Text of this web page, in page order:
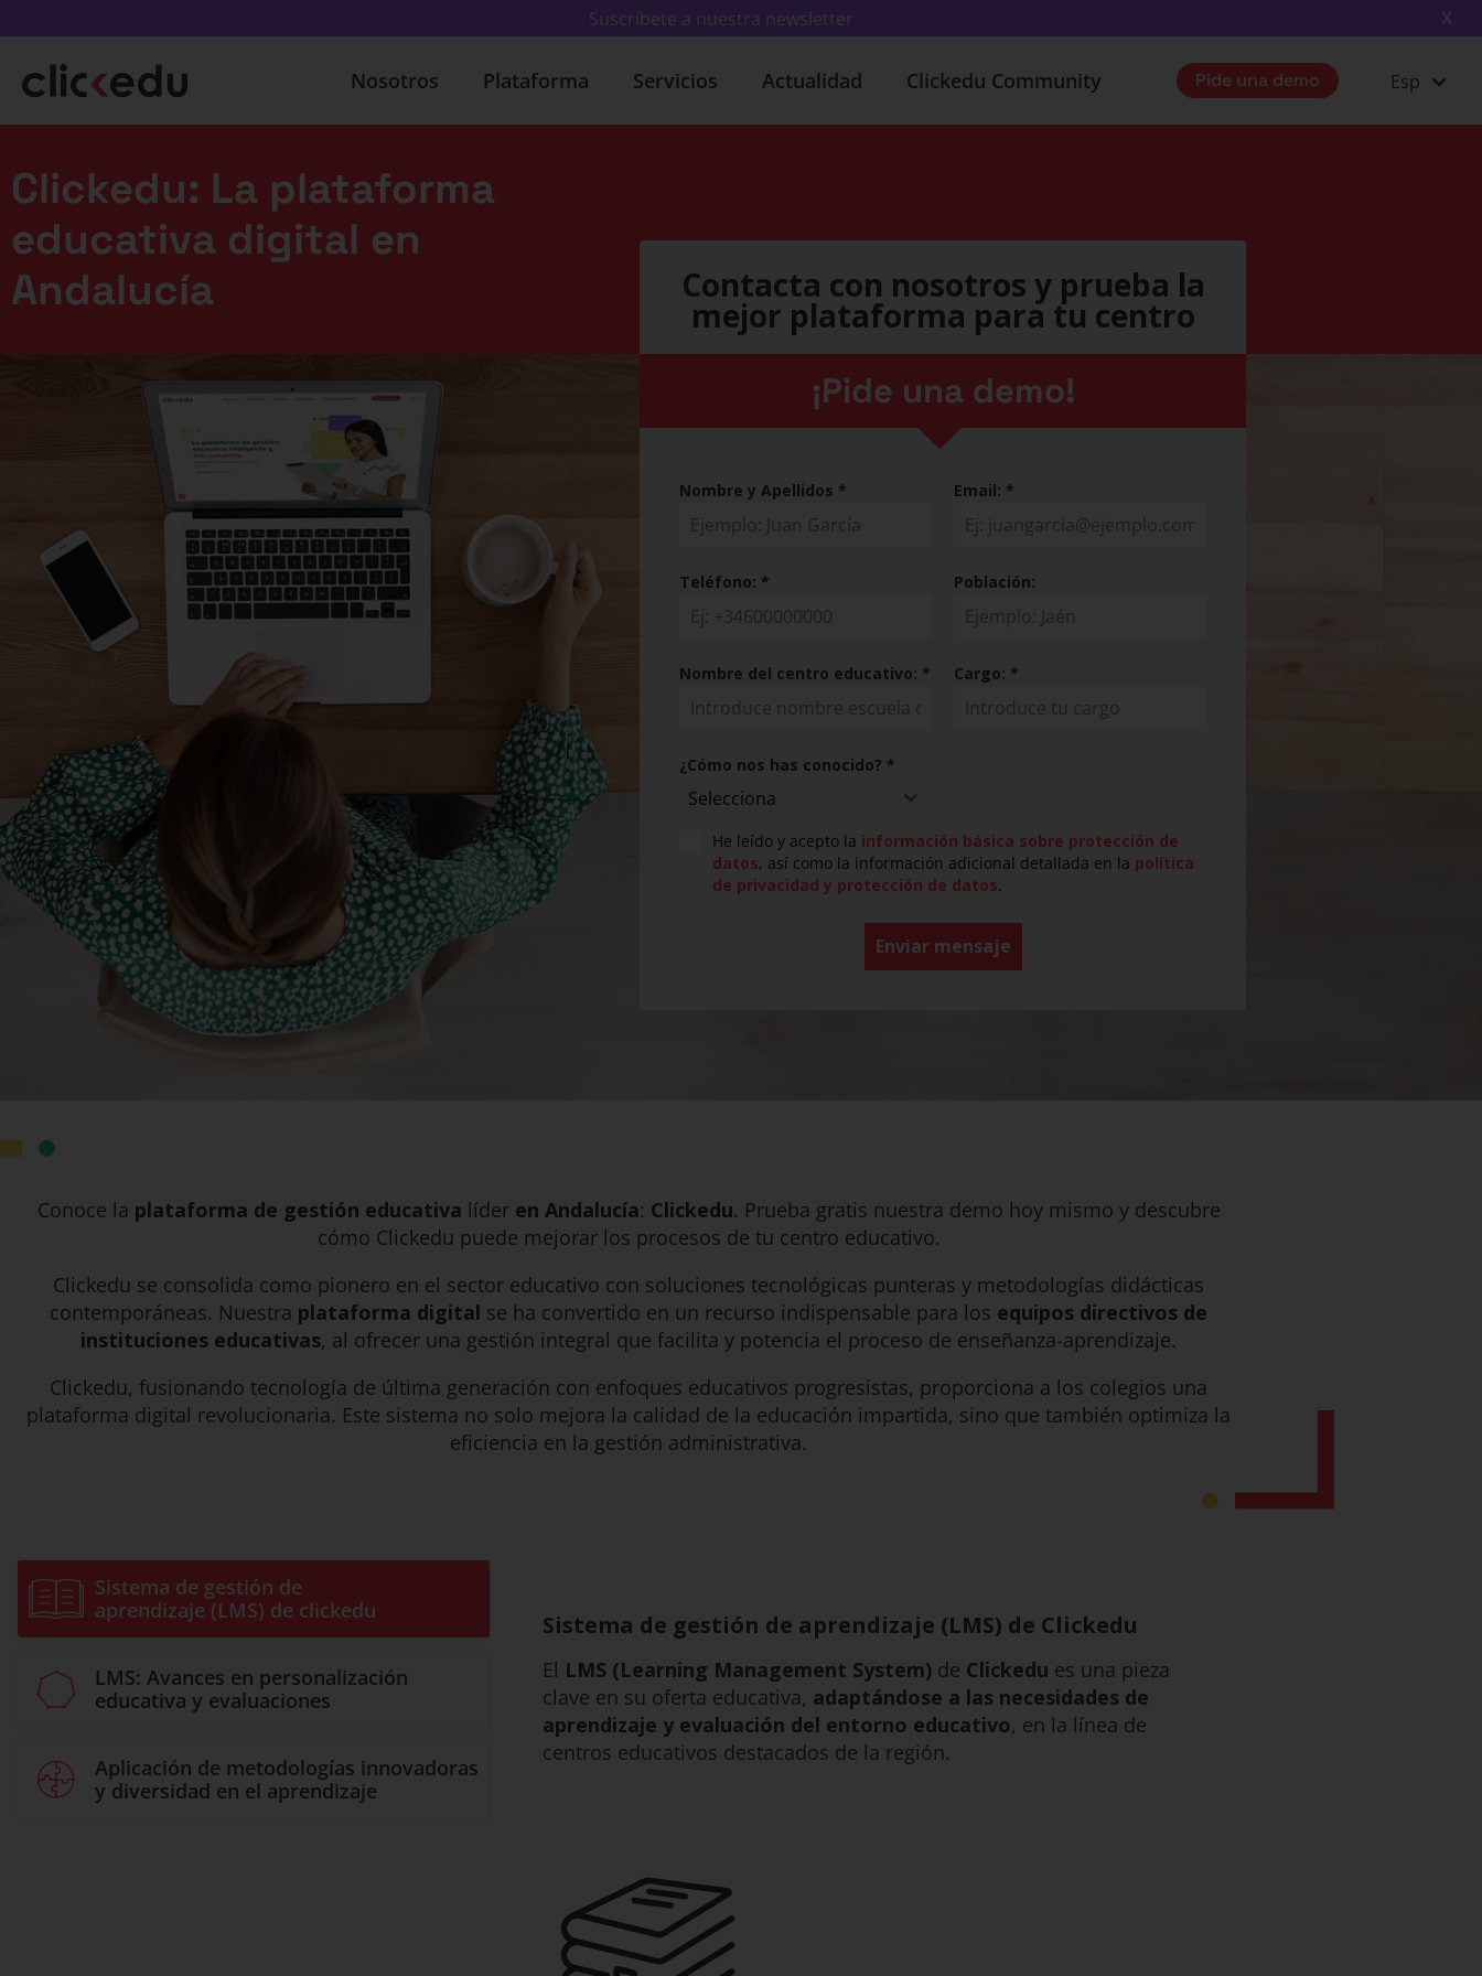
Suscríbete a nuestra newsletter X
Nosotros Plataforma Servicios Actualidad Clickedu Community Pide una demo Esp
Clickedu: La plataforma
educativa digital en
Andalucía
Contacta con nosotros y prueba la
mejor plataforma para tu centro
¡Pide una demo!
Nombre y Apellidos * Email: *
Teléfono: * Población:
Nombre del centro educativo: * Cargo: *
¿Cómo nos has conocido? *
Selecciona
He leído y acepto la información básica sobre protección de
datos, así como la información adicional detallada en la política
de privacidad y protección de datos.
Enviar mensaje
Conoce la plataforma de gestión educativa líder en Andalucía: Clickedu. Prueba gratis nuestra demo hoy mismo y descubre
cómo Clickedu puede mejorar los procesos de tu centro educativo.
Clickedu se consolida como pionero en el sector educativo con soluciones tecnológicas punteras y metodologías didácticas
contemporáneas. Nuestra plataforma digital se ha convertido en un recurso indispensable para los equipos directivos de
instituciones educativas, al ofrecer una gestión integral que facilita y potencia el proceso de enseñanza-aprendizaje.
Clickedu, fusionando tecnología de última generación con enfoques educativos progresistas, proporciona a los colegios una
plataforma digital revolucionaria. Este sistema no solo mejora la calidad de la educación impartida, sino que también optimiza la
eficiencia en la gestión administrativa.
Sistema de gestión de
aprendizaje (LMS) de clickedu
LMS: Avances en personalización
educativa y evaluaciones
Aplicación de metodologías innovadoras
y diversidad en el aprendizaje
Sistema de gestión de aprendizaje (LMS) de Clickedu
El LMS (Learning Management System)de Clickedu es una pieza
clave en su oferta educativa, adaptándose a las necesidades de
aprendizaje y evaluación del entorno educativo, en la línea de
centros educativos destacados de la región.